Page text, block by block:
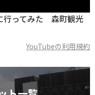
行ってみた 森町観光
YouTubeの利用規約